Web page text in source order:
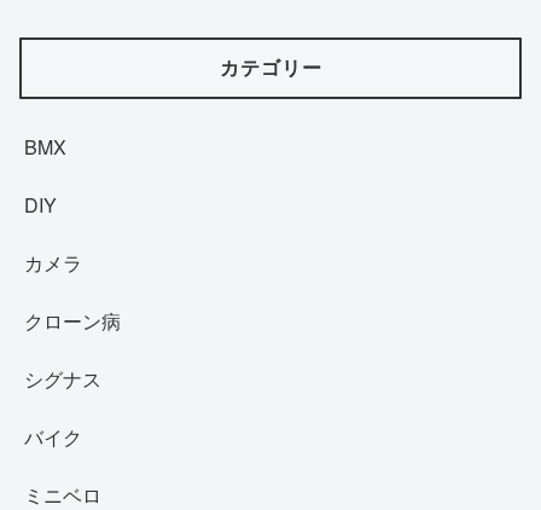
カテゴリー
BMX
DIY
カメラ
クローン病
シグナス
バイク
ミニベロ